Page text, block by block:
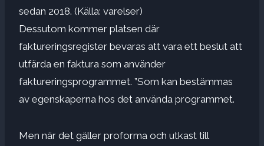
sedan 2018. (Källa: varelser)
Dessutom kommer platsen där
faktureringsregister bevaras att vara ett beslut att
utfärda en faktura som använder
faktureringsprogrammet. ”Som kan bestämmas
av egenskaperna hos det använda programmet.
Men när det gäller proforma och utkast till